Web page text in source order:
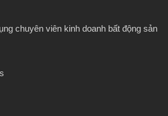
chuyên viên kinh doanh bất động sản